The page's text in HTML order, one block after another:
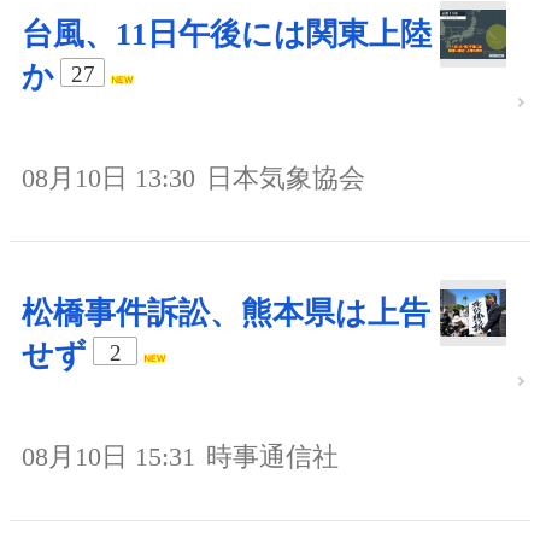
台風、11日午後には関東上陸
か
27
08月10日 13:30 日本気象協会
松橋事件訴訟、熊本県は上告
せず
2
08月10日 15:31 時事通信社